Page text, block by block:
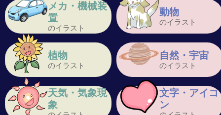
メカ・機械装
置
のイラスト
動物
のイラスト
植物
のイラスト
自然・宇宙
のイラスト
天気・気象現
象
文字・アイコ
ン